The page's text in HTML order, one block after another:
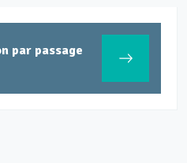
par passage